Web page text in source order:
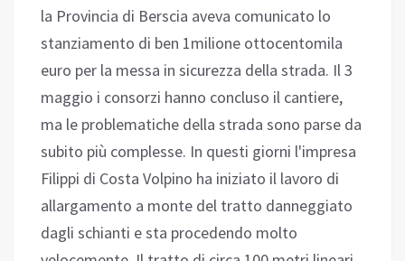
la Provincia di Berscia aveva comunicato lo
stanziamento di ben 1milione ottocentomila
euro per la messa in sicurezza della strada. Il 3
maggio i consorzi hanno concluso il cantiere,
ma le problematiche della strada sono parse da
subito più complesse. In questi giorni l'impresa
Filippi di Costa Volpino ha iniziato il lavoro di
allargamento a monte del tratto danneggiato
dagli schianti e sta procedendo molto